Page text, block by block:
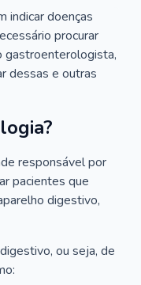
indicar doenças
procurar
gastroenterologista,
dessas e outras
responsável por
pacientes que
digestivo,
ou seja, de